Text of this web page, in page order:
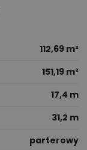
112,69 m²
151,19 m²
17,4 m
31,2 m
parterowy